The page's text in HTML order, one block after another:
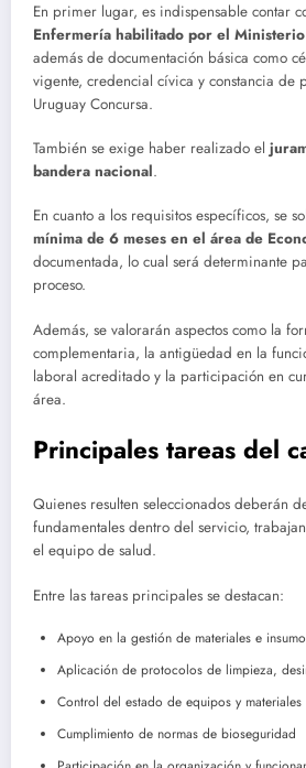
En primer lugar, es indispensable contar
Enfermería habilitado por el
además de documentación básica como
vigente, credencial cívica y constancia de
Uruguay Concursa.
También se exige haber realizado el
bandera nacional.
En cuanto a los requisitos específicos, se
mínima de 6 meses en el área de
documentada, lo cual será determinante
proceso.
Además, se valorarán aspectos como la
complementaria, la antigüedad en la
laboral acreditado y la participación en
área.
Principales tareas del
Quienes resulten seleccionados deberán
fundamentales dentro del servicio,
el equipo de salud.
Entre las tareas principales se destacan:
Apoyo en la gestión de materiales e
Aplicación de protocolos de limpieza,
Control del estado de equipos y materiales
Cumplimiento de normas de bioseguridad